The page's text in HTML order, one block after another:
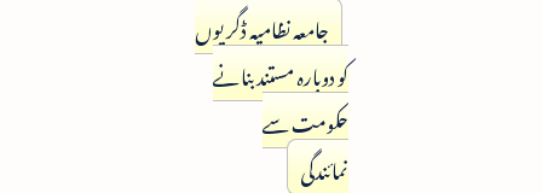
جامعہ نظامیہ ڈگریوں
کو دوبارہ مستند بنانے
حکومت سے
نمائندگی